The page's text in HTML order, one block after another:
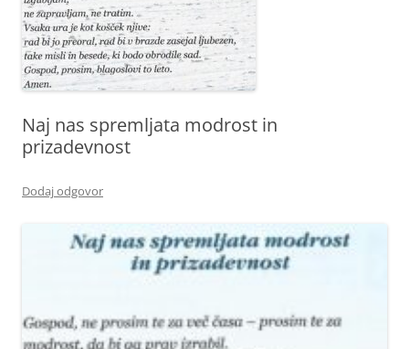
Naj nas spremljata modrost in
prizadevnost
Dodaj odgovor